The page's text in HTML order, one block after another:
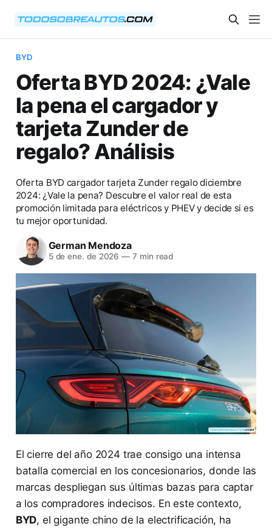
BYD
Oferta BYD 2024: ¿Vale
la pena el cargador y
tarjeta Zunder de
regalo? Análisis
Oferta BYD cargador tarjeta Zunder regalo diciembre
2024: ¿Vale la pena? Descubre el valor real de esta
promoción limitada para eléctricos y PHEV y decide si es
tu mejor oportunidad.
German Mendoza
5 de ene. de 2026 — 7 min read
El cierre del año 2024 trae consigo una intensa
batalla comercial en los concesionarios, donde las
marcas despliegan sus últimas bazas para captar
a los compradores indecisos. En este contexto,
BYD, el gigante chino de la electrificación, ha